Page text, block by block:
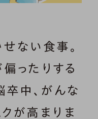
ない食事。
ったりする
卒中、がんな
が高まりま